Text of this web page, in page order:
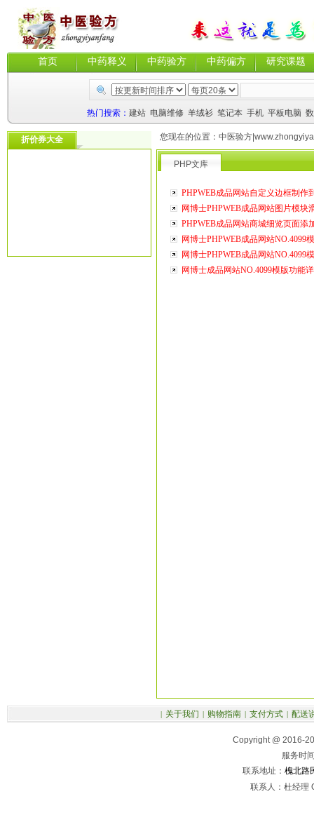
首页 中药释义 中药验方 中药偏方 研究课题
热门搜索： 建站 电脑维修 羊绒衫 笔记本 手机 平板电脑
折价券大全
PHP文库
PHPWEB成品网站自定义边框制作
网博士PHPWEB成品网站图片模块
PHPWEB成品网站商城细览页面添
网博士PHPWEB成品网站NO.4099
网博士PHPWEB成品网站NO.4099
网博士成品网站NO.4099模版功能
您现在的位置： 中医验方
| 关于我们 | 购物指南 | 支付方式 | 配送
Copyright @ 2016-
服务时
联系地址： 槐北路
联系人：杜经理